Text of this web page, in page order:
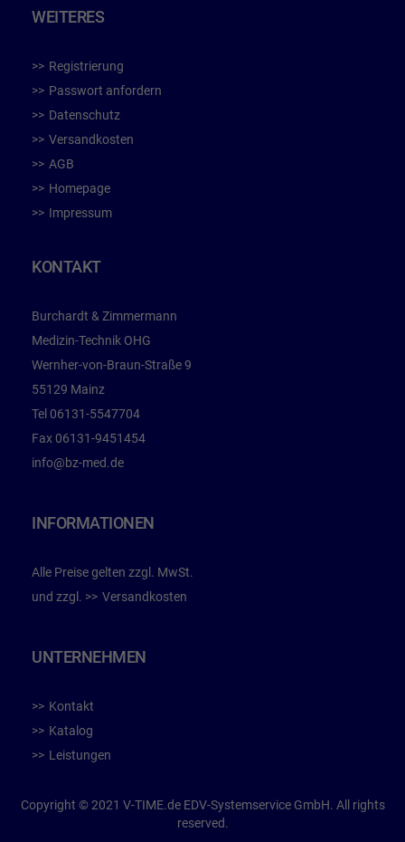
WEITERES
Registrierung
Passwort anfordern
Datenschutz
Versandkosten
AGB
Homepage
Impressum
KONTAKT
Burchardt & Zimmermann
Medizin-Technik OHG
Wernher-von-Braun-Straße 9
55129 Mainz
Tel 06131-5547704
Fax 06131-9451454
info@bz-med.de
INFORMATIONEN
Alle Preise gelten zzgl. MwSt.
und zzgl.
Versandkosten
UNTERNEHMEN
Kontakt
Katalog
Leistungen
Copyright © 2021 V-TIME.de EDV-Systemservice GmbH. All rights
reserved.